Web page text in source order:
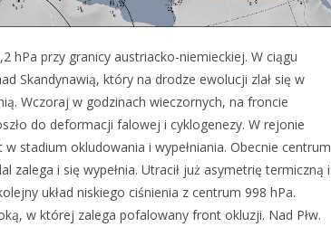
hPa przy granicy austriacko-niemieckiej. W ciągu
Skandynawią, który na drodze ewolucji zlał się w
Wczoraj w godzinach wieczornych, na froncie
do deformacji falowej i cyklogenezy. W rejonie
stadium okludowania i wypełniania. Obecnie centrum
zalega i się wypełnia. Utracił już asymetrię termiczną i
układ niskiego ciśnienia z centrum 998 hPa.
w której zalega pofalowany front okluzji. Nad Płw.